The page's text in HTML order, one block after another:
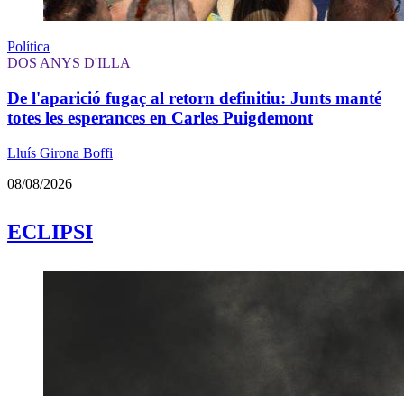
Política
DOS ANYS D'ILLA
De l'aparició fugaç al retorn definitiu: Junts manté
totes les esperances en Carles Puigdemont
Lluís Girona Boffi
08/08/2026
ECLIPSI